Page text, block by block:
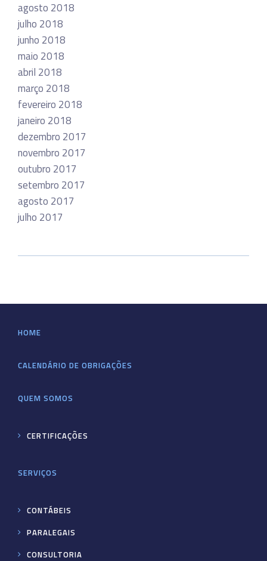
agosto 2018
julho 2018
junho 2018
maio 2018
abril 2018
março 2018
fevereiro 2018
janeiro 2018
dezembro 2017
novembro 2017
outubro 2017
setembro 2017
agosto 2017
julho 2017
HOME
CALENDÁRIO DE OBRIGAÇÕES
QUEM SOMOS
CERTIFICAÇÕES
SERVIÇOS
CONTÁBEIS
PARALEGAIS
CONSULTORIA